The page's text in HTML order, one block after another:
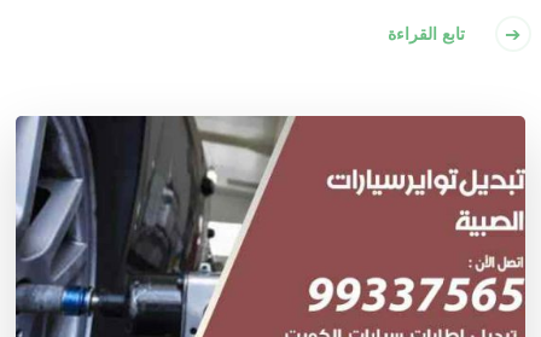
تابع القراءة